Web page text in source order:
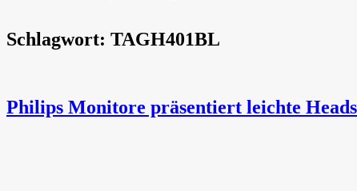
Schlagwort: TAGH401BL
Philips Monitore präsentiert leichte